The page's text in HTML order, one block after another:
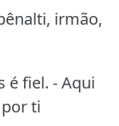
irmão,
é fiel. - Aqui
ti